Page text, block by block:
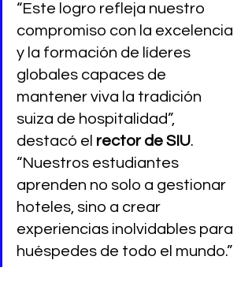
“Este logro refleja nuestro
compromiso con la excelencia
y la formación de líderes
globales capaces de
mantener viva la tradición
suiza de hospitalidad”,
destacó el rector de SIU.
“Nuestros estudiantes
aprenden no solo a gestionar
hoteles, sino a crear
experiencias inolvidables para
huéspedes de todo el mundo.”